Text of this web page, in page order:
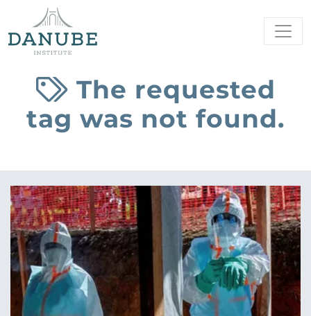
The requested
tag was not found.